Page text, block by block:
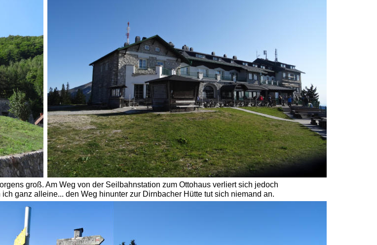
groß. Am Weg von der Seilbahnstation zum Ottohaus verliert sich jedoch
ganz alleine... den Weg hinunter zur Dirnbacher Hütte tut sich niemand an.